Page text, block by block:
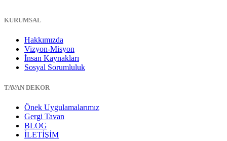
KURUMSAL
Hakkımızda
Vizyon-Misyon
İnsan Kaynakları
Sosyal Sorumluluk
TAVAN DEKOR
Önek Uygulamalarımız
Gergi Tavan
BLOG
İLETİŞİM